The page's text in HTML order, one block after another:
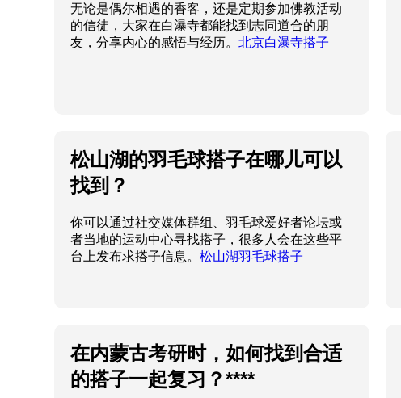
无论是偶尔相遇的香客，还是定期参加佛教活动
的信徒，大家在白瀑寺都能找到志同道合的朋
友，分享内心的感悟与经历。北京白瀑寺搭子
松山湖的羽毛球搭子在哪儿可以
找到？
你可以通过社交媒体群组、羽毛球爱好者论坛或
者当地的运动中心寻找搭子，很多人会在这些平
台上发布求搭子信息。松山湖羽毛球搭子
在内蒙古考研时，如何找到合适
的搭子一起复习？****